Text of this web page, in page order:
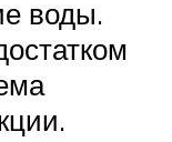
воды.